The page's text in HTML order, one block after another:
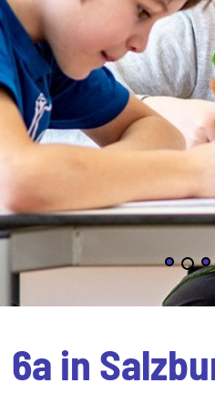
6a in